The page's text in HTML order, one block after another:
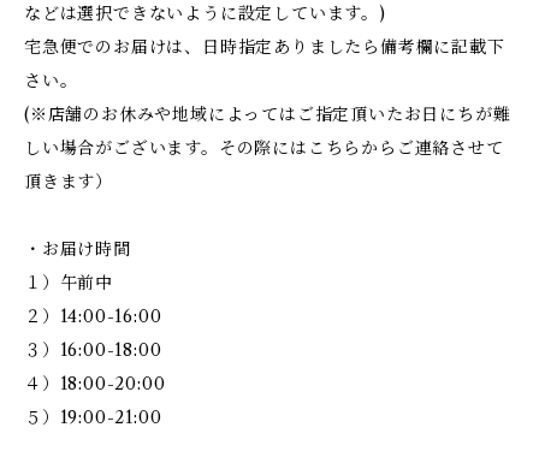
などは選択できないように設定しています。)
宅急便でのお届けは、日時指定ありましたら備考欄に記載下
さい。
(※店舗のお休みや地域によってはご指定頂いたお日にちが難
しい場合がございます。その際にはこちらからご連絡させて
頂きます）
・お届け時間
１）午前中
２）14:00-16:00
３）16:00-18:00
４）18:00-20:00
５）19:00-21:00